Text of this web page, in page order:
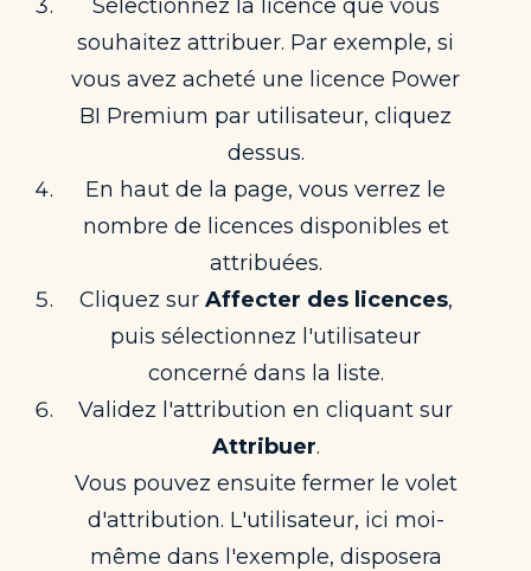
Sélectionnez la licence que vous
souhaitez attribuer. Par exemple, si
vous avez acheté une licence Power
BI Premium par utilisateur, cliquez
dessus.
En haut de la page, vous verrez le
nombre de licences disponibles et
attribuées.
Cliquez sur Affecter des licences,
puis sélectionnez l'utilisateur
concerné dans la liste.
Validez l'attribution en cliquant sur
Attribuer.
Vous pouvez ensuite fermer le volet
d'attribution. L'utilisateur, ici moi-
même dans l'exemple, disposera